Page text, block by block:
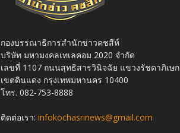
กองบรรณาธิการสำนักข่าวคชสีห์
บริษัท มหามงคลเทเลคอม 2020 จำกัด
เลขที่ 1107 ถนนสุทธิสารวินิจฉัย แขวงรัชดาภิเษก
เขตดินแดง กรุงเทพมหานคร 10400
โทร. 082-753-8888
ติดต่อเรา: infokochasrinews@gmail.com